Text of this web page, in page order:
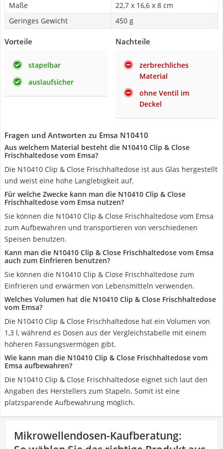
Maße
22,7 x 16,6 x 8 cm
Geringes Gewicht
450 g
Vorteile
stapelbar
auslaufsicher
Nachteile
zerbrechliches
Material
ohne Ventil im
Deckel
Fragen und Antworten zu Emsa N10410
Aus welchem Material besteht die N10410 Clip & Close
Frischhaltedose vom Emsa?
Die N10410 Clip & Close Frischhaltedose ist aus Glas hergestellt
und weist eine hohe Langlebigkeit auf.
Für welche Zwecke kann man die N10410 Clip & Close
Frischhaltedose vom Emsa nutzen?
Sie können die N10410 Clip & Close Frischhaltedose vom Emsa
zum Aufbewahren und transportieren von verschiedenen
Speisen benutzen.
Kann man die N10410 Clip & Close Frischhaltedose vom Emsa
auch zum Einfrieren benutzen?
Sie können die N10410 Clip & Close Frischhaltedose zum
Einfrieren und erwärmen von Lebensmitteln verwenden.
Welches Volumen hat die N10410 Clip & Close Frischhaltedose
vom Emsa?
Die N10410 Clip & Close Frischhaltedose hat ein Volumen von
1,3 l, während es Dosen aus der Vergleichstabelle mit einem
höheren Fassungsvermögen gibt.
Wie kann man die N10410 Clip & Close Frischhaltedose vom
Emsa aufbewahren?
Die N10410 Clip & Close Frischhaltedose eignet sich laut den
Angaben des Herstellers zum Stapeln. Somit ist eine
platzsparende Aufbewahrung möglich.
Mikrowellendosen-Kaufberatung: